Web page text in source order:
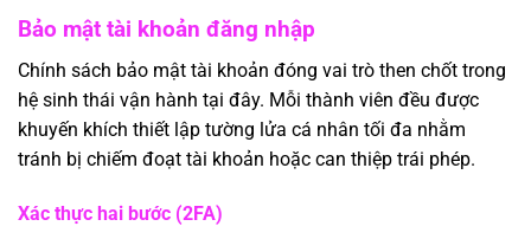
Bảo mật tài khoản đăng nhập
Chính sách bảo mật tài khoản đóng vai trò then chốt trong
hệ sinh thái vận hành tại đây. Mỗi thành viên đều được
khuyến khích thiết lập tường lửa cá nhân tối đa nhằm
tránh bị chiếm đoạt tài khoản hoặc can thiệp trái phép.
Xác thực hai bước (2FA)